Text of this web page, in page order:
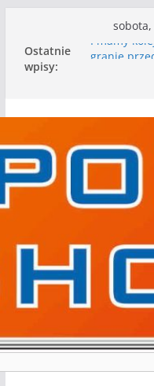
treści
Ostatnie
wpisy:
I mamy
Mecz o
Nasze
Kolejne gry
zespołów
WKS
Gwdzie